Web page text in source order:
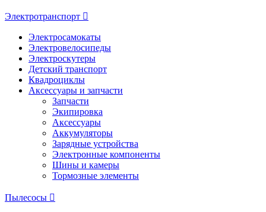
Электротранспорт
Электросамокаты
Электровелосипеды
Электроскутеры
Детский транспорт
Квадроциклы
Аксессуары и запчасти
Запчасти
Экипировка
Аксессуары
Аккумуляторы
Зарядные устройства
Электронные компоненты
Шины и камеры
Тормозные элементы
Пылесосы